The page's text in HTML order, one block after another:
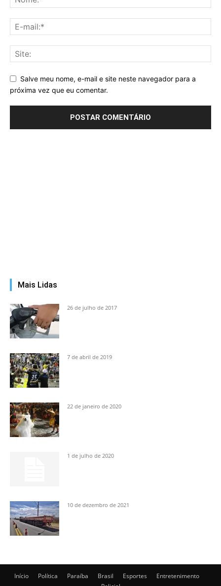
Salve meu nome, e-mail e site neste navegador para a
próxima vez que eu comentar.
Mais Lidas
26 de julho de 2017
7 de abril de 2019
22 de janeiro de 2020
1 de julho de 2020
10 de dezembro de 2021
Início Política Paraíba Brasil Esportes
Entretenimento